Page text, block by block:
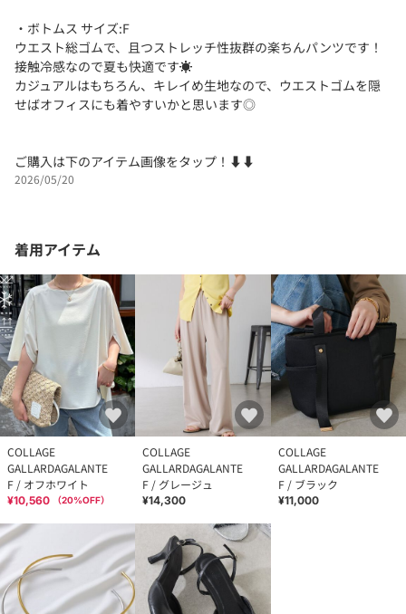
・ボトムス サイズ:F
ウエスト総ゴムで、且つストレッチ性抜群の楽ちんパンツです！
接触冷感なので夏も快適です☀️
カジュアルはもちろん、キレイめ生地なので、ウエストゴムを隠
せばオフィスにも着やすいかと思います◎
ご購入は下のアイテム画像をタップ！⬇⬇
2026/05/20
着用アイテム
COLLAGE
GALLARDAGALANTE
F / オフホワイト
¥10,560 （20%OFF）
COLLAGE
GALLARDAGALANTE
F / グレージュ
¥14,300
COLLAGE
GALLARDAGALANTE
F / ブラック
¥11,000